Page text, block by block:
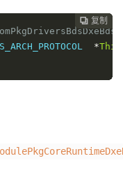
 复制
 复制
 复制
*This